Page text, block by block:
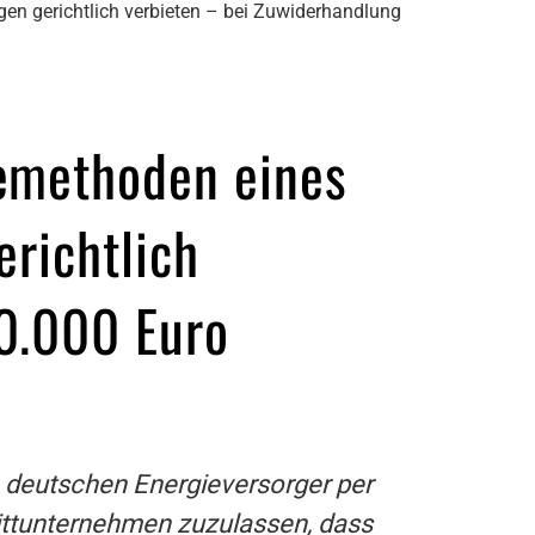
gerichtlich verbieten – bei Zuwiderhandlung
eines
Euro
Energieversorger per
zuzulassen, dass